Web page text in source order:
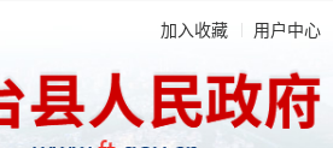
加入收藏 用户中心